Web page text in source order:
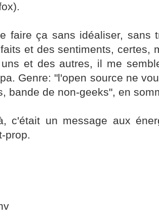
faire ça sans idéaliser, sans
et des sentiments, certes,
et des autres, il me
Genre: "l'open source ne
bande de non-geeks", en
c'était un message aux
prop.